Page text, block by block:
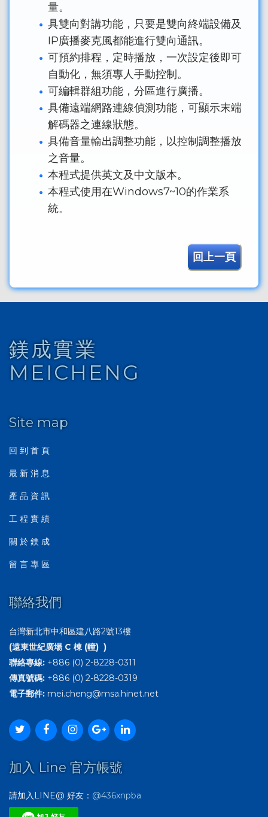
量。
具雙向對講功能，只要是雙向終端設備及
IP廣播麥克風都能進行雙向通訊。
可預約排程，定時播放，一次設定後即可
自動化，無須專人手動控制。
可編輯群組功能，分區進行廣播。
具備遠端網路連線偵測功能，可顯示末端
解碼器之連線狀態。
具備音量輸出調整功能，以控制調整播放
之音量。
本程式提供英文及中文版本。
本程式使用在Windows7~10的作業系
統。
回上一頁
鎂成實業
MEICHENG
Site map
回 到 首 頁
最 新 消 息
產 品 資 訊
工 程 實 績
關 於 鎂 成
留 言 專 區
聯絡我們
台灣新北市中和區建八路2號13樓
(遠東世紀廣場 C 棟 (幢) )
聯絡專線: +886 (0) 2-8228-0311
傳真號碼: +886 (0) 2-8228-0319
電子郵件: mei.cheng@msa.hinet.net
加入 Line 官方帳號
請加入LINE@ 好友： @436xnpba